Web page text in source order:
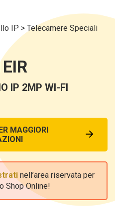
IP > Telecamere Speciali
IP 2MP WI-FI
MAGGIORI
nell’area riservata per
Shop Online!